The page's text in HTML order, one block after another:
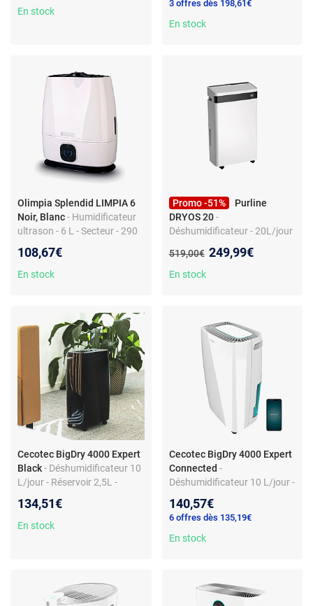
En stock
3 offres dès 198,61€
En stock
Olimpia Splendid LIMPIA 6
Noir, Blanc- Humidificateur
ultrason - 6 L - Secteur - 290
108,67€
En stock
Promo -51%
Purline
DRYOS 20 -
Déshumidificateur - 20L/jour
sélectable - 40 m² - R290
Ancien prix :
519,00€ Nouveau prix :
249,99€
En stock
Cecotec BigDry 4000 Expert
Black- Déshumidificateur 10
L/jour - Réservoir 2,5L -
vitesses
134,51€
En stock
Cecotec BigDry 4000 Expert
Connected -
Déshumidificateur 10 L/jour -
Minuterie 24 h - Silence
maximal
140,57€
6 offres dès 135,19€
En stock